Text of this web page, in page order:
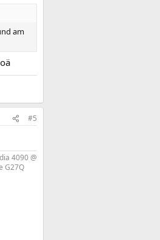
am
#5
4090 @
G27Q​